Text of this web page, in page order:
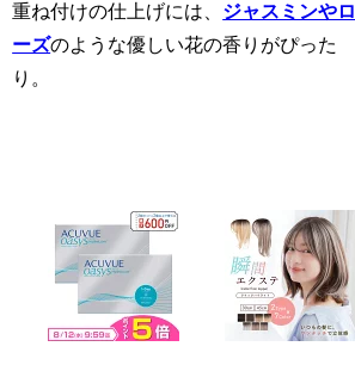
重ね付けの仕上げには、 ジャスミンやロ
ーズのような優しい花の香りがぴった
り。